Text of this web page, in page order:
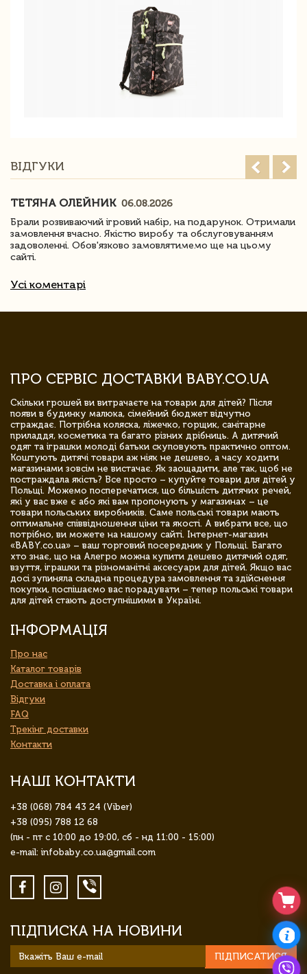
ВІДГУКИ
ТЕТЯНА ОЛЕЙНИК 06.08.2026
Брали розвиваючий ігровий набір, на подарунок. Отримали
замовлення вчасно. Якістю виробу та обслуговуванням
задоволенні. Обов'язково замовлятимемо ще на цьому
сайті.
Усі коментарі
ПРО СЕРВІС ДОСТАВКИ BABY.CO.UA
Скільки грошей ви витрачаєте на товари для дітей? Після
появи в будинку малюка, сімейний бюджет відчутно
страждає. Потрібна коляска, ліжечко, горщик, санітарне
приладдя, косметика та багато різних дрібниць. А дитячий
одяг та іграшки молоді батьки скуповують практично оптом.
Коштують дитячі товари аж ніяк не дешево, а часу ходити
магазинами зовсім не вистачає. Як заощадити, але так, щоб не
постраждала якість? Все просто – купуйте товари для дітей у
Польщі. Можемо посперечатися, що більшість дитячих речей,
які у вас вже є або які вам пропонують у магазинах – це
товари польських виробників. Саме польські товари мають
оптимальне співвідношення ціни та якості. А вибрати все, що
потрібно, ви можете на нашому сайті. Інтернет-магазин
«BABY.co.ua» – ваш торговий посередник у Польщі. Багато
хто знає, що на Алегро можна купити дешево дитячий одяг,
взуття, іграшки та різноманітні аксесуари для дітей. Якщо вас
досі зупиняла складна процедура замовлення та здійснення
покупки, поспішаємо вас порадувати – тепер польські товари
для дітей стають доступнішими в Україні.
ІНФОРМАЦІЯ
Про нас
Каталог товарів
Доставка і оплата
Відгуки
FAQ
Трекінг доставки
Контакти
НАШІ КОНТАКТИ
+38 (068) 784 43 24 (Viber)
+38 (095) 788 12 68
(пн - пт с 10:00 до 19:00, сб - нд 11:00 - 15:00)
e-mail: infobaby.co.ua@gmail.com
ПІДПИСКА НА НОВИНИ
ПІДПИСАТИСЯ